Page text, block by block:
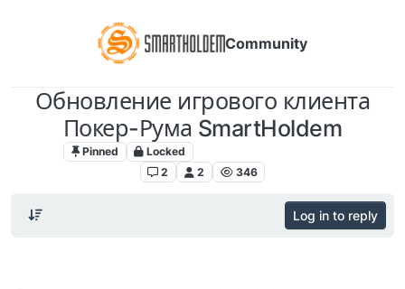
Community
Обновление игрового клиента
Покер-Рума SmartHoldem
Pinned Locked
2
2 346
Log in to reply